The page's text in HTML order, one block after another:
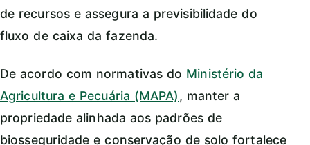
de recursos e assegura a previsibilidade do
fluxo de caixa da fazenda.
De acordo com normativas do Ministério da
Agricultura e Pecuária (MAPA), manter a
propriedade alinhada aos padrões de
biosseguridade e conservação de solo fortalece